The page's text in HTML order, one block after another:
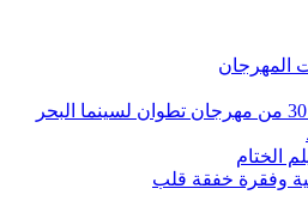
المهرجان
بخصوص الدورة 30 من مهرجان تطوان لسينما البحر
الختام
وفقرة خفقة قلب